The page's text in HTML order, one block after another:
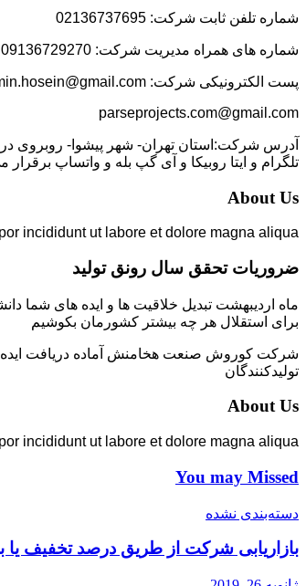
شماره تلفن ثابت شرکت: 02136737695
شماره های همراه مدیریت شرکت: 09136729270 و 09198325824
پست الکترونیکی شرکت: amin.hosein@gmail.com
parseprojects.com@gmail.com
تلگرام و ایتا روبیکا و آی گپ بله و واتساپ برقرار
About Us
incididunt ut labore et dolore magna aliqua.
ضروریات تحقق سال رونق تولید
ماه اردیبهشت تبدیل خلاقیت ها و ایده های شما
برای استقلال هر چه بیشتر کشورمان بکوشیم
شرکت کوروش صنعت هخامنش آماده دریافت ایده
تولیدکنندگان
About Us
incididunt ut labore et dolore magna aliqua.
You may Missed
دسته‌بندی نشده
بازاریابی شرکت از طریق درصد تخفیف